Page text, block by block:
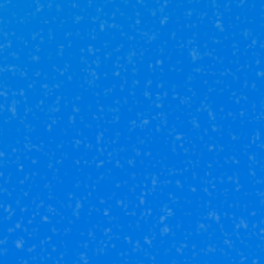
земельном участке?
Можно ли приватизировать квартиру через
Ваше агентство?
Юникор Услуги
Получай кешбэк от 5 000 рублей
Скачивай приложение на свой смартфон
Юникор Агент
Приложение для агентов Unikor
Скачивай приложение на свой смартфон
Стоимость объектов недвижимости и иных товаров
не включенных в «Прайс-лист» носит
исключительно